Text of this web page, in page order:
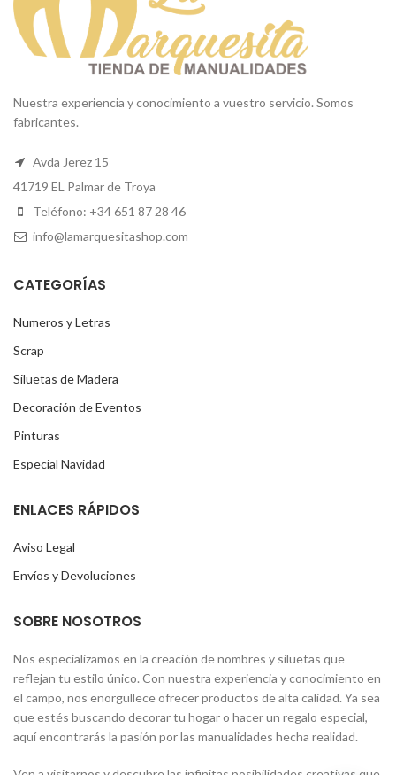
Nuestra experiencia y conocimiento a vuestro servicio. Somos
fabricantes.
Avda Jerez 15
41719 EL Palmar de Troya
Teléfono: +34 651 87 28 46
info@lamarquesitashop.com
CATEGORÍAS
Numeros y Letras
Scrap
Siluetas de Madera
Decoración de Eventos
Pinturas
Especial Navidad
ENLACES RÁPIDOS
Aviso Legal
Envíos y Devoluciones
SOBRE NOSOTROS
Nos especializamos en la creación de nombres y siluetas que
reflejan tu estilo único. Con nuestra experiencia y conocimiento en
el campo, nos enorgullece ofrecer productos de alta calidad. Ya sea
que estés buscando decorar tu hogar o hacer un regalo especial,
aquí encontrarás la pasión por las manualidades hecha realidad.